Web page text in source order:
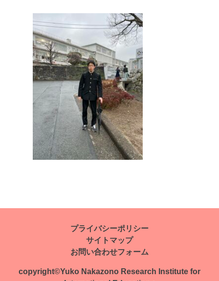
稿
ゲ
プライバシーポリシー
サイトマップ
お問い合わせフォーム
copyright©Yuko Nakazono Research Institute for